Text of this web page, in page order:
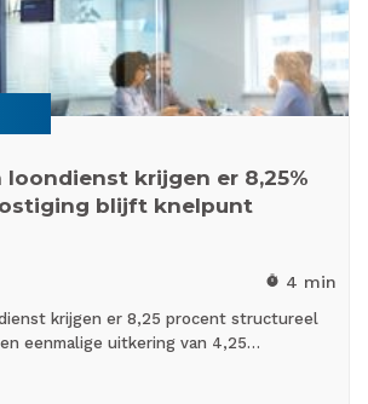
loondienst krijgen er 8,25%
blijft knelpunt
timer 4 min
krijgen er 8,25 procent structureel
eenmalige uitkering van 4,25…